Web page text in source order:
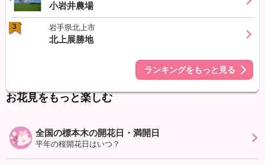
小岩井農場
3 岩手県北上市
北上展勝地
ランキングをもっと見る
お花見をもっと楽しむ
全国の標本木の開花日・満開日
平年の桜開花日はいつ？